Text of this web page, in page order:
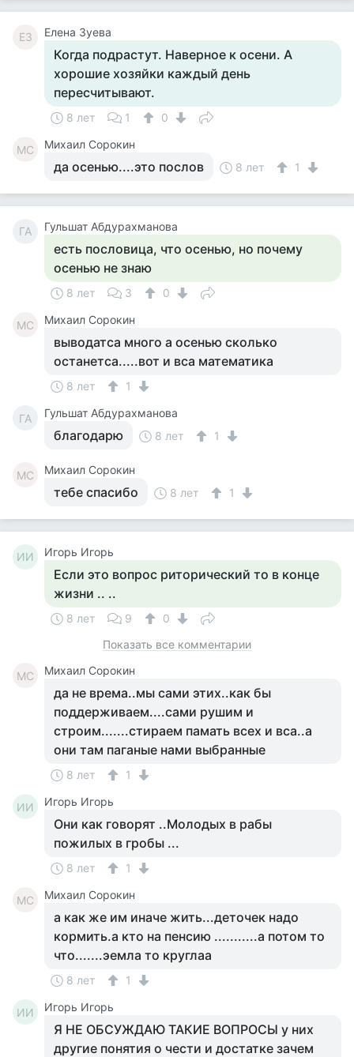
ЕЗ Елена Зуева
Когда подрастут. Наверное к осени. А
хорошие хозяйки каждый день
пересчитывают.
8 лет 1 0
МС Михаил Сорокин
да осенью....это послов 8 лет 1
ГА Гульшат Абдурахманова
есть пословица, что осенью, но почему
осенью не знаю
8 лет 3 0
МС Михаил Сорокин
выводатса много а осенью сколько
останетса.....вот и вса математика
8 лет 1
ГА Гульшат Абдурахманова
благодарю 8 лет 1
МС Михаил Сорокин
тебе спасибо 8 лет 1
ИИ Игорь Игорь
Если это вопрос риторический то в конце
жизни .. ..
8 лет 9
0
Показать все комментарии
МС Михаил Сорокин
да не врема..мы сами этих..как бы
поддерживаем....сами рушим и
строим.......стираем памать всех и вса..а
они там паганые нами выбранные
8 лет 1
ИИ Игорь Игорь
Они как говорят ..Молодых в рабы
пожилых в гробы ...
8 лет 1
МС Михаил Сорокин
а как же им иначе жить...деточек надо
кормить.а кто на пенсию ...........а потом то
что.......эемла то круглаа
8 лет 1
ИИ Игорь Игорь
Я НЕ ОБСУЖДАЮ ТАКИЕ ВОПРОСЫ у них
другие понятия о чести и достатке зачем